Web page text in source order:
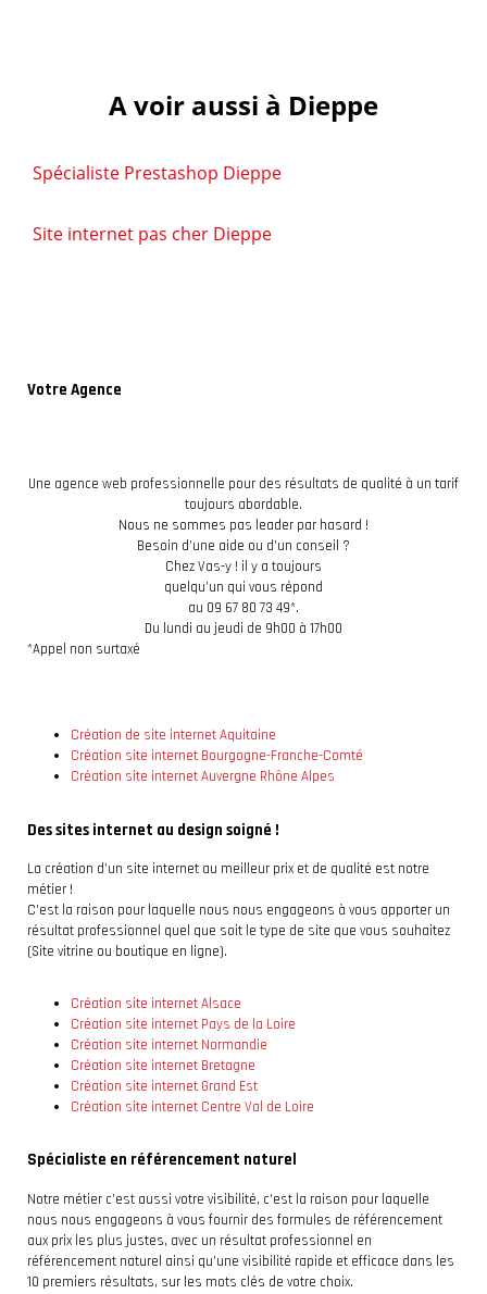
A voir aussi à Dieppe
Spécialiste Prestashop Dieppe
Site internet pas cher Dieppe
Votre Agence
Une agence web professionnelle pour des résultats de qualité à un tarif
toujours abordable.
Nous ne sommes pas leader par hasard !
Besoin d’une aide ou d’un conseil ?
Chez Vas-y ! il y a toujours
quelqu’un qui vous répond
au 09 67 80 73 49*.
Du lundi au jeudi de 9h00 à 17h00
*Appel non surtaxé
Création de site internet Aquitaine
Création site internet Bourgogne-Franche-Comté
Création site internet Auvergne Rhône Alpes
Des sites internet au design soigné !
La création d’un site internet au meilleur prix et de qualité est notre
métier !
C’est la raison pour laquelle nous nous engageons à vous apporter un
résultat professionnel quel que soit le type de site que vous souhaitez
(Site vitrine ou boutique en ligne).
Création site internet Alsace
Création site internet Pays de la Loire
Création site internet Normandie
Création site internet Bretagne
Création site internet Grand Est
Création site internet Centre Val de Loire
Spécialiste en référencement naturel
Notre métier c’est aussi votre visibilité, c’est la raison pour laquelle
nous nous engageons à vous fournir des formules de référencement
aux prix les plus justes, avec un résultat professionnel en
référencement naturel ainsi qu’une visibilité rapide et efficace dans les
10 premiers résultats, sur les mots clés de votre choix.